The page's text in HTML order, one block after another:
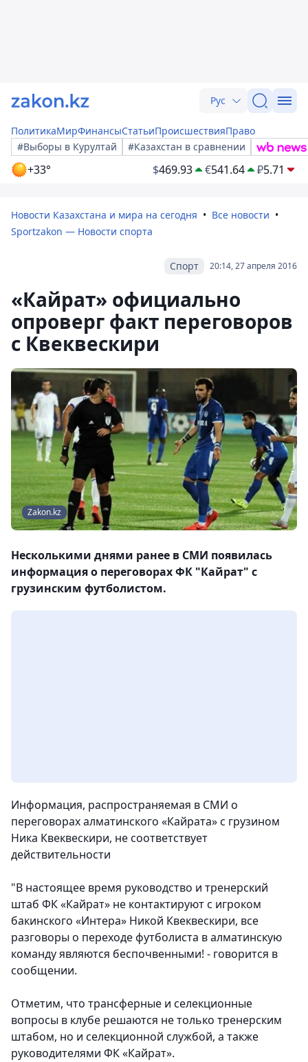
Рус
ПолитикаМирФинансыСтатьиПроисшествияПраво
#Выборы в Курултай
#Казахстан в сравнении
+33° $469.93 €541.64 ₽5.71
Новости Казахстана и мира на сегодня
Все новости
Sportzakon — Новости спорта
20:14, 27 апреля 2016
Спорт
«Кайрат» официально
опроверг факт переговоров
с Квеквескири
Zakon.kz
Несколькими днями ранее в СМИ появилась
информация о переговорах ФК "Кайрат" с
грузинским футболистом.
Информация, распространяемая в СМИ о
переговорах алматинского «Кайрата» с грузином
Ника Квеквескири, не соответствует
действительности
"В настоящее время руководство и тренерский
штаб ФК «Кайрат» не контактируют с игроком
бакинского «Интера» Никой Квеквескири, все
разговоры о переходе футболиста в алматинскую
команду являются беспочвенными! - говорится в
сообщении.
Отметим, что трансферные и селекционные
вопросы в клубе решаются не только тренерским
штабом, но и селекционной службой, а также
руководителями ФК «Кайрат».